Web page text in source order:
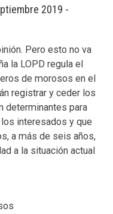
2019 -
Pero esto no va
la LOPD regula el
de morosos en el
registrar y ceder los
determinantes para
interesados y que
a más de seis años,
a la situación actual